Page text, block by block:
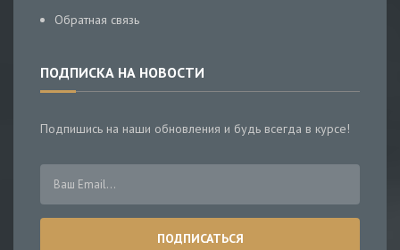
Обратная связь
ПОДПИСКА НА НОВОСТИ
Подпишись на наши обновления и будь всегда в курсе!